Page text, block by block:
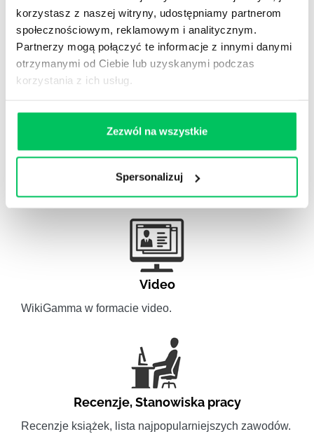
korzystasz z naszej witryny, udostępniamy partnerom
społecznościowym, reklamowym i analitycznym.
Partnerzy mogą połączyć te informacje z innymi danymi
otrzymanymi od Ciebie lub uzyskanymi podczas
korzystania z ich usług.
Zezwól na wszystkie
Spersonalizuj
Gamma Q&A
Odpowiedzi na często pojawiające się pytania z
obszaru HR.
Video
WikiGamma w formacie video.
Recenzje,Stanowiska pracy
Recenzje książek, lista najpopularniejszych zawodów.